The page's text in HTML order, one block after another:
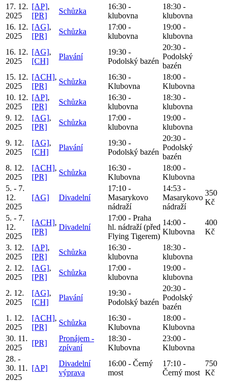
17. 12.
2025
[AP],
[PR]
Schůzka
16:30 -
klubovna
18:30 -
klubovna
16. 12.
2025
[AG],
[PR]
Schůzka
17:00 -
klubovna
19:00 -
klubovna
16. 12.
2025
[AG],
[CH]
Plavání
19:30 -
Podolský bazén
20:30 -
Podolský
bazén
15. 12.
2025
[ACH],
[PR]
Schůzka
16:30 -
Klubovna
18:00 -
Klubovna
10. 12.
2025
[AP],
[PR]
Schůzka
16:30 -
klubovna
18:30 -
klubovna
9. 12.
2025
[AG],
[PR]
Schůzka
17:00 -
klubovna
19:00 -
klubovna
9. 12.
2025
[AG],
[CH]
Plavání
19:30 -
Podolský bazén
20:30 -
Podolský
bazén
8. 12.
2025
[ACH],
[PR]
Schůzka
16:30 -
Klubovna
18:00 -
Klubovna
5. - 7.
12.
2025
[AG] Divadelní
17:10 -
Masarykovo
nádraží
14:53 -
Masarykovo
nádraží
350
Kč
5. - 7.
12.
2025
[ACH],
[PR]
Divadelní
17:00 - Praha
hl. nádraží (před
Flying Tigerem)
14:00 -
Klubovna
400
Kč
3. 12.
2025
[AP],
[PR]
Schůzka
16:30 -
klubovna
18:30 -
klubovna
2. 12.
2025
[AG],
[PR]
Schůzka
17:00 -
klubovna
19:00 -
klubovna
2. 12.
2025
[AG],
[CH]
Plavání
19:30 -
Podolský bazén
20:30 -
Podolský
bazén
1. 12.
2025
[ACH],
[PR]
Schůzka
16:30 -
Klubovna
18:00 -
Klubovna
30. 11.
2025
[PR]
Pronájem -
zpívaní
18:30 -
Klubovna
23:00 -
Klubovna
28. -
30. 11.
2025
[AP]
Divadelní
výprava
16:00 - Černý
most
17:10 -
Černý most
750
Kč